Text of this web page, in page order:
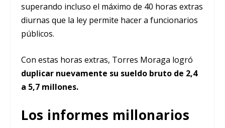
superando incluso el máximo de 40 horas extras
diurnas que la ley permite hacer a funcionarios
públicos.
Con estas horas extras, Torres Moraga logró
duplicar nuevamente su sueldo bruto de 2,4
a 5,7 millones.
Los informes millonarios